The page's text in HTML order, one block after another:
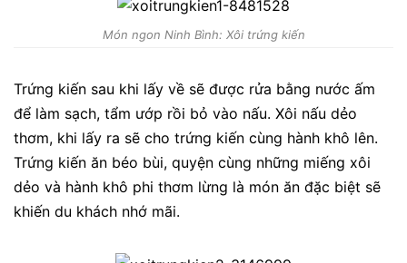
Món ngon Ninh Bình: Xôi trứng kiến
Trứng kiến sau khi lấy về sẽ được rửa bằng nước ấm
để làm sạch, tẩm ướp rồi bỏ vào nấu. Xôi nấu dẻo
thơm, khi lấy ra sẽ cho trứng kiến cùng hành khô lên.
Trứng kiến ăn béo bùi, quyện cùng những miếng xôi
dẻo và hành khô phi thơm lừng là món ăn đặc biệt sẽ
khiến du khách nhớ mãi.